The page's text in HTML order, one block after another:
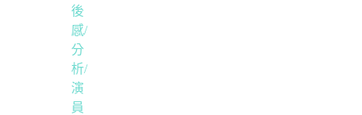
後
感/
分
析/
演
員